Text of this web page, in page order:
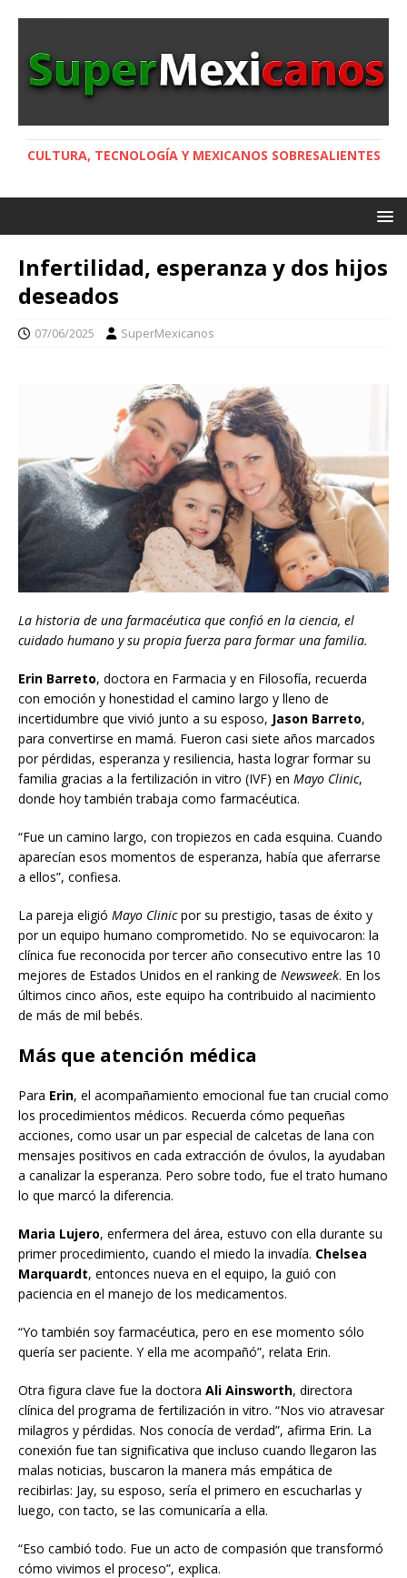
CULTURA, TECNOLOGÍA Y MEXICANOS SOBRESALIENTES
Infertilidad, esperanza y dos hijos
deseados
07/06/2025 SuperMexicanos
La historia de una farmacéutica que confió en la ciencia, el
cuidado humano y su propia fuerza para formar una familia.
Erin Barreto, doctora en Farmacia y en Filosofía, recuerda
con emoción y honestidad el camino largo y lleno de
incertidumbre que vivió junto a su esposo, Jason Barreto,
para convertirse en mamá. Fueron casi siete años marcados
por pérdidas, esperanza y resiliencia, hasta lograr formar su
familia gracias a la fertilización in vitro (IVF) en Mayo Clinic,
donde hoy también trabaja como farmacéutica.
“Fue un camino largo, con tropiezos en cada esquina. Cuando
aparecían esos momentos de esperanza, había que aferrarse
a ellos”, confiesa.
La pareja eligió Mayo Clinicpor su prestigio, tasas de éxito y
por un equipo humano comprometido. No se equivocaron: la
clínica fue reconocida por tercer año consecutivo entre las 10
mejores de Estados Unidos en el ranking de Newsweek. En los
últimos cinco años, este equipo ha contribuido al nacimiento
de más de mil bebés.
Más que atención médica
Para Erin, el acompañamiento emocional fue tan crucial como
los procedimientos médicos. Recuerda cómo pequeñas
acciones, como usar un par especial de calcetas de lana con
mensajes positivos en cada extracción de óvulos, la ayudaban
a canalizar la esperanza. Pero sobre todo, fue el trato humano
lo que marcó la diferencia.
Maria Lujero, enfermera del área, estuvo con ella durante su
primer procedimiento, cuando el miedo la invadía. Chelsea
Marquardt, entonces nueva en el equipo, la guió con
paciencia en el manejo de los medicamentos.
“Yo también soy farmacéutica, pero en ese momento sólo
quería ser paciente. Y ella me acompañó”, relata Erin.
Otra figura clave fue la doctora Ali Ainsworth, directora
clínica del programa de fertilización in vitro. “Nos vio atravesar
milagros y pérdidas. Nos conocía de verdad”, afirma Erin. La
conexión fue tan significativa que incluso cuando llegaron las
malas noticias, buscaron la manera más empática de
recibirlas: Jay, su esposo, sería el primero en escucharlas y
luego, con tacto, se las comunicaría a ella.
“Eso cambió todo. Fue un acto de compasión que transformó
cómo vivimos el proceso”, explica.